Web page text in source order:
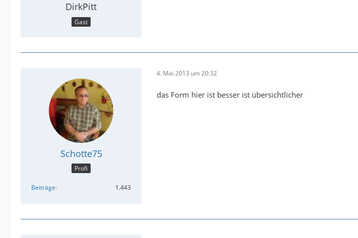
DirkPitt
Gast
Schotte75
Profi
Beiträge 1.443
4. Mai 2013 um 20:32
das Form hier ist besser ist übersichtlicher